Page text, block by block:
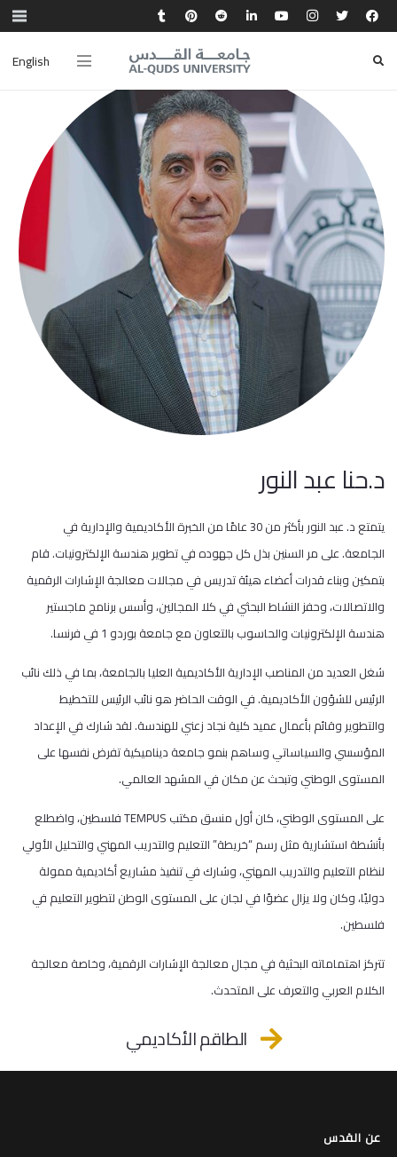
English
د.حنا عبد النور
يتمتع د. عبد النور بأكثر من 30 عامًا من الخبرة الأكاديمية والإدارية في
الجامعة. على مر السنين بذل كل جهوده في تطوير هندسة الإلكترونيات. قام
بتمكين وبناء قدرات أعضاء هيئة تدريس في مجالات معالجة الإشارات الرقمية
والاتصالات، وحفز النشاط البحثي في كلا المجالين، وأسس برنامج ماجستير
هندسة الإلكترونيات والحاسوب بالتعاون مع جامعة بوردو 1 في فرنسا.
شغل العديد من المناصب الإدارية الأكاديمية العليا بالجامعة، بما في ذلك نائب
الرئيس للشؤون الأكاديمية. في الوقت الحاضر هو نائب الرئيس للتخطيط
والتطوير وقائم بأعمال عميد كلية نجاد زعني للهندسة. لقد شارك في الإعداد
المؤسسي والسياساتي وساهم بنمو جامعة ديناميكية تفرض نفسها على
المستوى الوطني وتبحث عن مكان في المشهد العالمي.
على المستوى الوطني، كان أول منسق مكتب TEMPUS فلسطين، واضطلع
بأنشطة استشارية مثل رسم “خريطة” التعليم والتدريب المهني والتحليل الأولي
لنظام التعليم والتدريب المهني، وشارك في تنفيذ مشاريع أكاديمية ممولة
دوليًا، وكان ولا يزال عضوًا في لجان على المستوى الوطن لتطوير التعليم في
فلسطين.
تتركز اهتماماته البحثية في مجال معالجة الإشارات الرقمية، وخاصة معالجة
الكلام العربي والتعرف على المتحدث.
الطاقم الأكاديمي
عن القدس